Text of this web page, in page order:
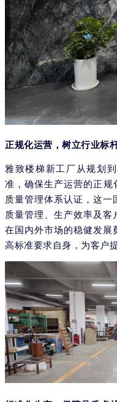
正规化运营，树立行业标
雅致楼梯新工厂从规划
准，确保生产运营的正规
质量管理体系认证，这一
质量管理、生产效率及客
在国内外市场的稳健发展
高标准要求自身，为客户